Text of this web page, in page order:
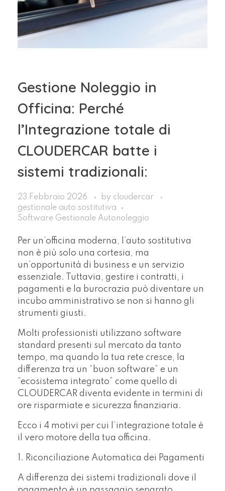
Gestione Noleggio in
Officina: Perché
l’Integrazione totale di
CLOUDERCAR batte i
sistemi tradizionali:
23 Febbraio 2026 by cloudercar
gestionale auto sostitutiva
Software Gestionale Autonoleggio
Per un’officina moderna, l’auto sostitutiva
non è più solo una cortesia, ma
un’opportunità di business e un servizio
essenziale. Tuttavia, gestire i contratti, i
pagamenti e la burocrazia può diventare un
incubo amministrativo se non si hanno gli
strumenti giusti.
Molti professionisti utilizzano software
standard presenti sul mercato da tanto
tempo, ma quando la tua rete cresce, la
differenza tra un “buon software” e un
“ecosistema integrato” come quello di
CLOUDERCAR diventa evidente in termini di
ore risparmiate e sicurezza finanziaria.
Ecco i 4 motivi per cui l’integrazione totale è
il vero motore della tua officina.
1. Riconciliazione Automatica dei Pagamenti
A differenza dei sistemi tradizionali dove il